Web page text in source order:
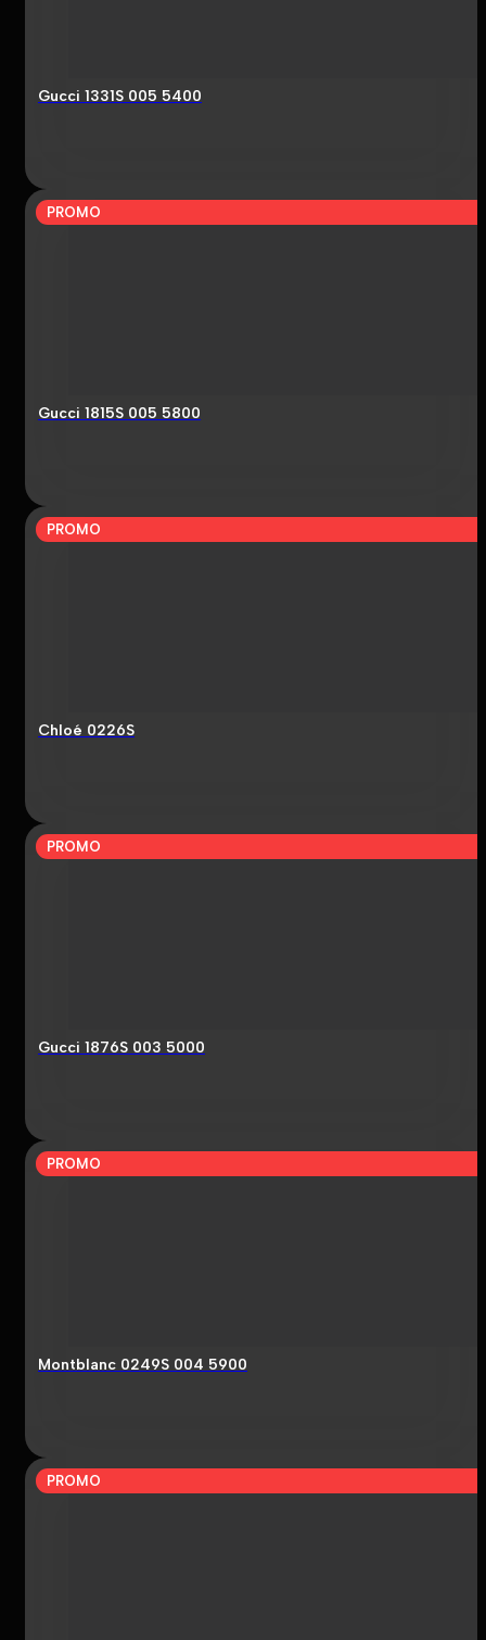
Gucci 1331S 005 5400
PROMO
Gucci 1815S 005 5800
PROMO
Chloé 0226S
PROMO
Gucci 1876S 003 5000
PROMO
Montblanc 0249S 004 5900
PROMO